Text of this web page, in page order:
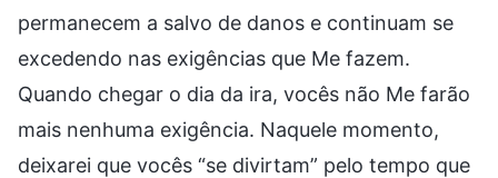
permanecem a salvo de danos e continuam se
excedendo nas exigências que Me fazem.
Quando chegar o dia da ira, vocês não Me farão
mais nenhuma exigência. Naquele momento,
deixarei que vocês “se divirtam” pelo tempo que